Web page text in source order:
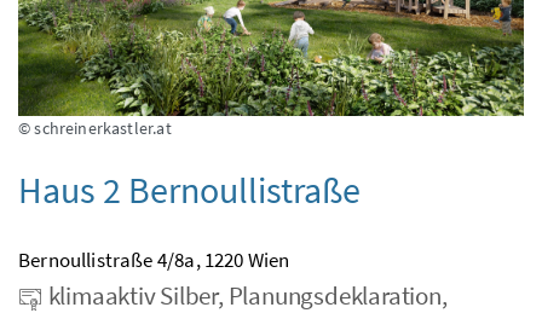
© schreinerkastler.at
Haus 2 Bernoullistraße
Bernoullistraße 4/8a, 1220 Wien
klimaaktiv Silber, Planungsdeklaration,